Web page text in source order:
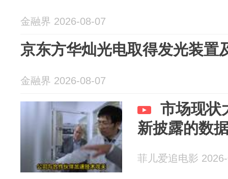
金融界 2026-08-07
京东方华灿光电取得发光装置
金融界 2026-08-07
市场现状
新披露的数
菲儿爱追电影